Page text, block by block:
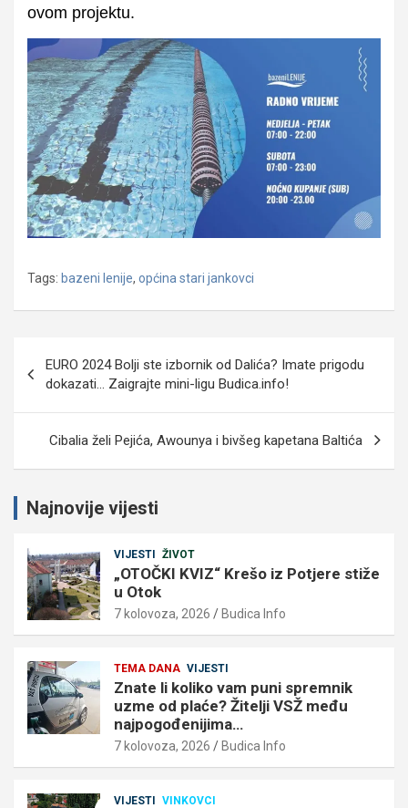
ovom projektu.
Tags: bazeni lenije, općina stari jankovci
objava
EURO 2024 Bolji ste izbornik od Dalića? Imate prigodu
dokazati… Zaigrajte mini-ligu Budica.info!
Cibalia želi Pejića, Awounya i bivšeg kapetana Baltića
Najnovije vijesti
VIJESTI ŽIVOT
„OTOČKI KVIZ“ Krešo iz Potjere stiže
u Otok
7 kolovoza, 2026 Budica Info
TEMA DANA VIJESTI
Znate li koliko vam puni spremnik
uzme od plaće? Žitelji VSŽ među
najpogođenijima…
7 kolovoza, 2026 Budica Info
VIJESTI VINKOVCI